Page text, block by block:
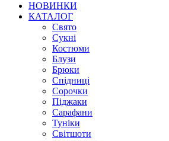
НОВИНКИ
КАТАЛОГ
Свято
Сукні
Костюми
Блузи
Брюки
Спідниці
Сорочки
Піджаки
Сарафани
Туніки
Світшоти